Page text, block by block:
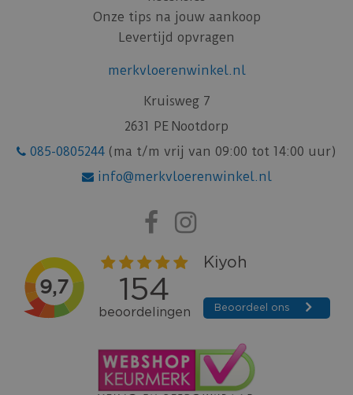
Onze tips na jouw aankoop
Levertijd opvragen
merkvloerenwinkel.nl
Kruisweg 7
2631 PE Nootdorp
085-0805244 (ma t/m vrij van 09:00 tot 14:00 uur)
info@merkvloerenwinkel.nl